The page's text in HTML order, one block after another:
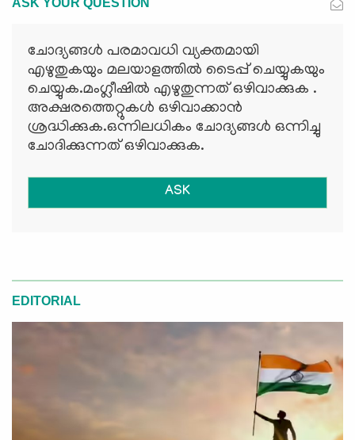
ASK YOUR QUESTION
ചോദ്യങ്ങള്‍ പരമാവധി വ്യക്തമായി
എഴുതുകയും മലയാളത്തില്‍ ടൈപ്പ് ചെയ്യുകയും
ചെയ്യുക.മംഗ്ലീഷില്‍ എഴുതുന്നത് ഒഴിവാക്കുക .
അക്ഷരത്തെറ്റുകള്‍ ഒഴിവാക്കാന്‍
ശ്രദ്ധിക്കുക.ഒന്നിലധികം ചോദ്യങ്ങള്‍ ഒന്നിച്ചു
ചോദിക്കുന്നത് ഒഴിവാക്കുക.
ASK
EDITORIAL